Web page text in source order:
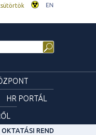
EN
HR PORTÁL
OKTATÁSI REND